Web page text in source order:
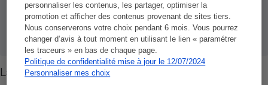
personnaliser les contenus, les partager, optimiser la
promotion et afficher des contenus provenant de sites tiers.
Nous conserverons votre choix pendant 6 mois. Vous pourrez
changer d’avis à tout moment en utilisant le lien « paramétrer
les traceurs » en bas de chaque page.
Politique de confidentialité mise à jour le 12/07/2024
Personnaliser mes choix
La loyauté dans les contrats